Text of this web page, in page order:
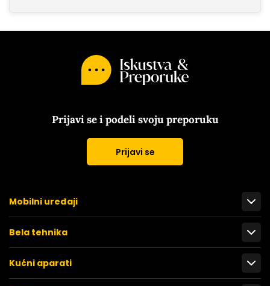
Prijavi se i podeli svoju preporuku
Prijavi se
Mobilni uređaji
Bela tehnika
Kućni aparati